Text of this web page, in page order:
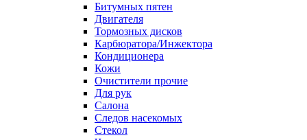
Битумных пятен
Двигателя
Тормозных дисков
Карбюратора/Инжектора
Кондиционера
Кожи
Очистители прочие
Для рук
Салона
Следов насекомых
Стекол